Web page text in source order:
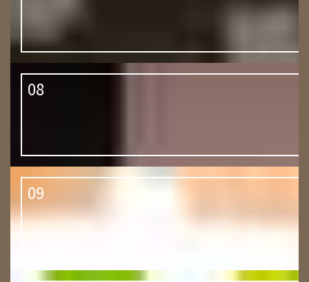
08
09